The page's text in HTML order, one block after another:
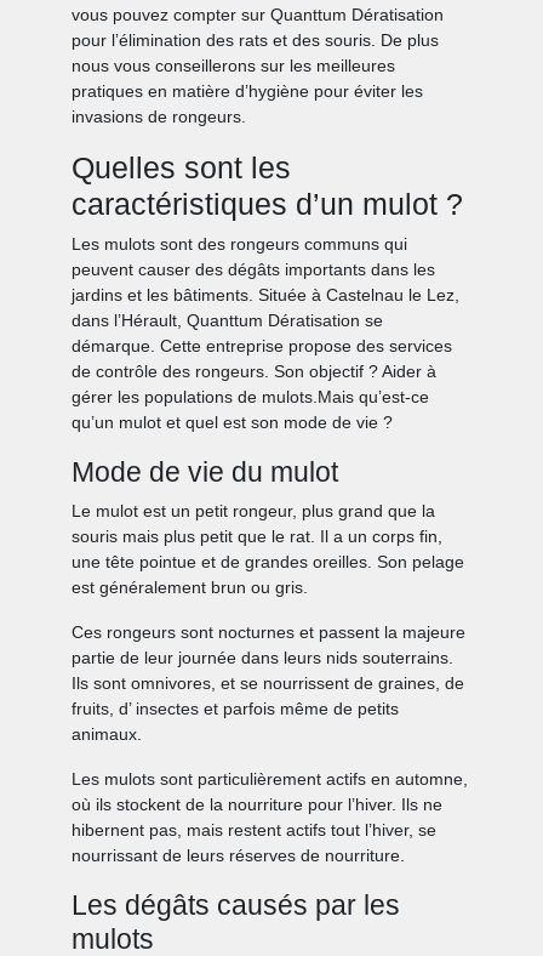
vous pouvez compter sur Quanttum Dératisation
pour l’élimination des rats et des souris. De plus
nous vous conseillerons sur les meilleures
pratiques en matière d’hygiène pour éviter les
invasions de rongeurs.
Quelles sont les
caractéristiques d’un mulot ?
Les mulots sont des rongeurs communs qui
peuvent causer des dégâts importants dans les
jardins et les bâtiments. Située à Castelnau le Lez,
dans l’Hérault, Quanttum Dératisation se
démarque. Cette entreprise propose des services
de contrôle des rongeurs. Son objectif ? Aider à
gérer les populations de mulots.Mais qu’est-ce
qu’un mulot et quel est son mode de vie ?
Mode de vie du mulot
Le mulot est un petit rongeur, plus grand que la
souris mais plus petit que le rat. Il a un corps fin,
une tête pointue et de grandes oreilles. Son pelage
est généralement brun ou gris.
Ces rongeurs sont nocturnes et passent la majeure
partie de leur journée dans leurs nids souterrains.
Ils sont omnivores, et se nourrissent de graines, de
fruits, d’ insectes et parfois même de petits
animaux.
Les mulots sont particulièrement actifs en automne,
où ils stockent de la nourriture pour l’hiver. Ils ne
hibernent pas, mais restent actifs tout l’hiver, se
nourrissant de leurs réserves de nourriture.
Les dégâts causés par les
mulots